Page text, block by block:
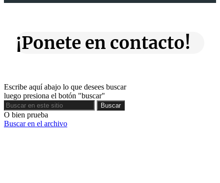
¡Ponete en contacto!
Escribe aquí abajo lo que desees buscar
luego presiona el botón "buscar"
Buscar
Buscar
O bien prueba
Buscar en el archivo